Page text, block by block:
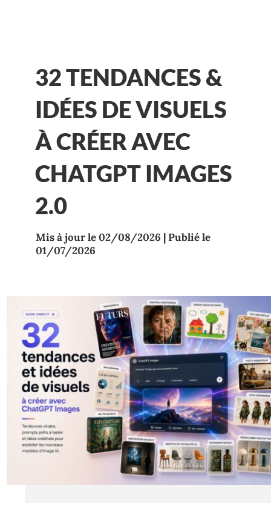
32 TENDANCES &
IDÉES DE VISUELS
À CRÉER AVEC
CHATGPT IMAGES
2.0
Mis à jour le 02/08/2026 | Publié le
01/07/2026